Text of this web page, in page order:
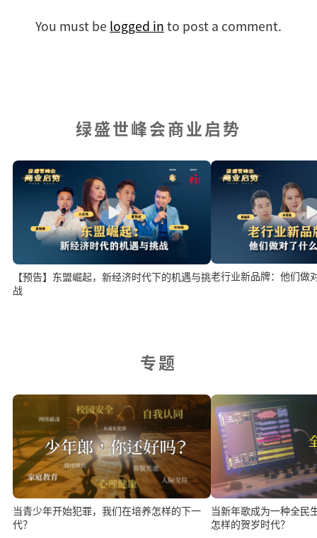
You must be logged in to post a comment.
绿盛世峰会商业启势
【预告】东盟崛起，新经济时代下的机遇与挑
战
老行业新品牌：他们做
专题
当青少年开始犯罪，我们在培养怎样的下一
代？
当新年歌成为一种全民
怎样的贺岁时代？